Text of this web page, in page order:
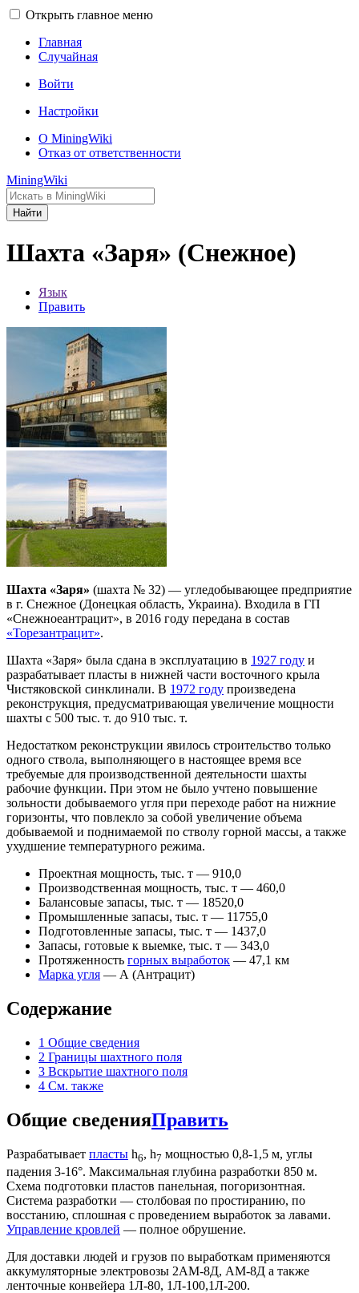
Открыть главное меню
Главная
Случайная
Войти
Настройки
О MiningWiki
Отказ от ответственности
MiningWiki
Найти
Шахта «Заря» (Снежное)
Язык
Править
Шахта «Заря» (шахта № 32) — угледобывающее предприятие
в г. Снежное (Донецкая область, Украина). Входила в ГП
«Снежноеантрацит», в 2016 году передана в состав
«Торезантрацит».
Шахта «Заря» была сдана в эксплуатацию в 1927 году и
разрабатывает пласты в нижней части восточного крыла
Чистяковской синклинали. В 1972 году произведена
реконструкция, предусматривающая увеличение мощности
шахты с 500 тыс. т. до 910 тыс. т.
Недостатком реконструкции явилось строительство только
одного ствола, выполняющего в настоящее время все
требуемые для производственной деятельности шахты
рабочие функции. При этом не было учтено повышение
зольности добываемого угля при переходе работ на нижние
горизонты, что повлекло за собой увеличение объема
добываемой и поднимаемой по стволу горной массы, а также
ухудшение температурного режима.
Проектная мощность, тыс. т — 910,0
Производственная мощность, тыс. т — 460,0
Балансовые запасы, тыс. т — 18520,0
Промышленные запасы, тыс. т — 11755,0
Подготовленные запасы, тыс. т — 1437,0
Запасы, готовые к выемке, тыс. т — 343,0
Протяженность горных выработок — 47,1 км
Марка угля — А (Антрацит)
Содержание
1 Общие сведения
2 Границы шахтного поля
3 Вскрытие шахтного поля
4 См. также
Общие сведенияПравить
Разрабатывает пласты h6, h7 мощностью 0,8-1,5 м, углы
падения 3-16°. Максимальная глубина разработки 850 м.
Схема подготовки пластов панельная, погоризонтная.
Система разработки — столбовая по простиранию, по
восстанию, сплошная с проведением выработок за лавами.
Управление кровлей — полное обрушение.
Для доставки людей и грузов по выработкам применяются
аккумуляторные электровозы 2АМ-8Д, АМ-8Д а также
ленточные конвейера 1Л-80, 1Л-100,1Л-200.